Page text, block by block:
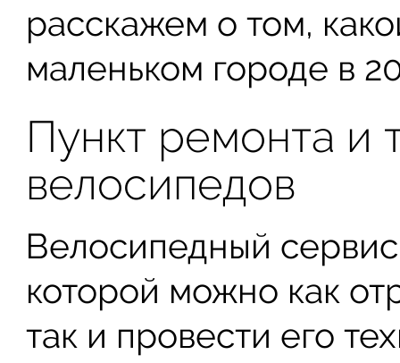
расскажем о том,
маленьком городе в
Пункт ремонта и
велосипедов
Велосипедный
которой можно как
так и провести его